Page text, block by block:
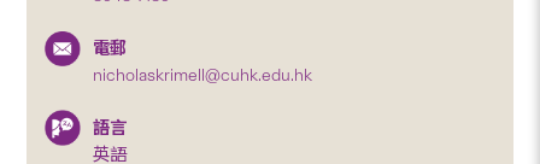
電郵
nicholaskrimell@cuhk.edu.hk
語言
英語